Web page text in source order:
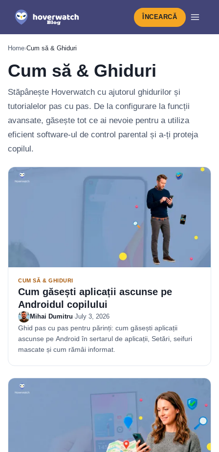
ÎNCEARCĂ
Home›Cum să & Ghiduri
Cum să & Ghiduri
Stăpânește Hoverwatch cu ajutorul ghidurilor și
tutorialelor pas cu pas. De la configurare la funcții
avansate, găsește tot ce ai nevoie pentru a utiliza
eficient software-ul de control parental și a-ți proteja
copilul.
Cele mai noi din Cum să & Ghiduri
CUM SĂ & GHIDURI
Cum găsești aplicații ascunse pe
Androidul copilului
Mihai Dumitru·July 3, 2026
Ghid pas cu pas pentru părinți: cum găsești aplicații
ascunse pe Android în sertarul de aplicații, Setări, seifuri
mascate și cum rămâi informat.